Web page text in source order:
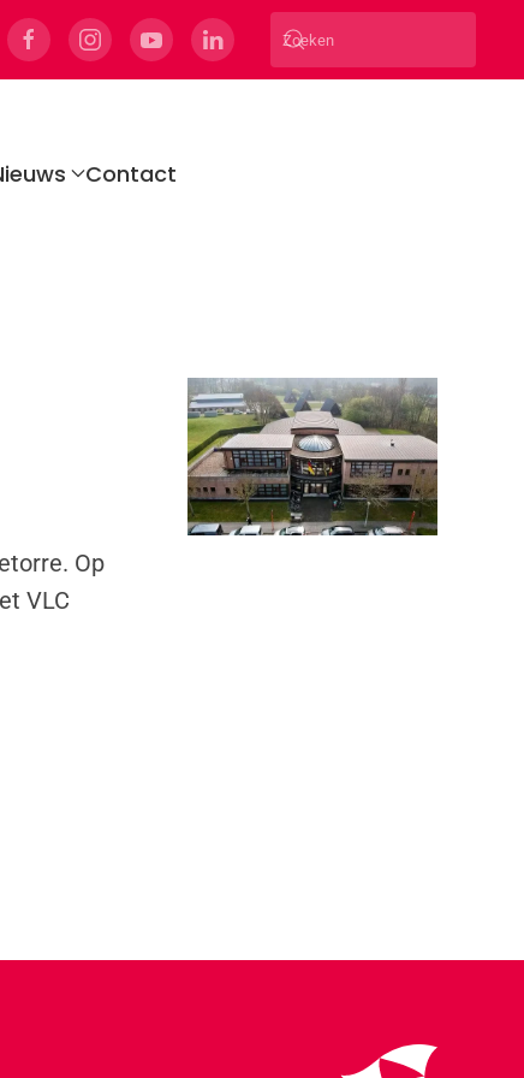
Contact
Op
VLC